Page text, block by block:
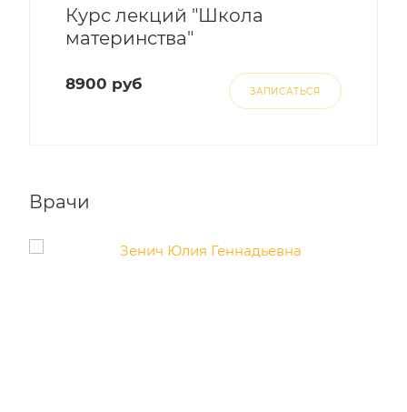
Курс лекций "Школа
материнства"
8900 руб ЗАПИСАТЬСЯ
Врачи